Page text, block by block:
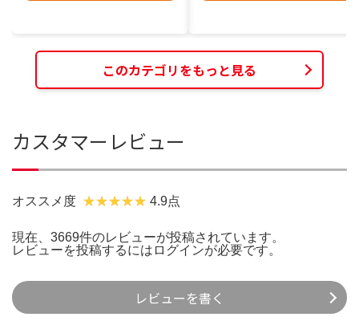
このカテゴリをもっと見る
カスタマーレビュー
オススメ度 4.9点
現在、3669件のレビューが投稿されています。
レビューを投稿するには ログインが必要です。
レビューを書く